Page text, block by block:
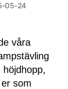
05-24
våra
som